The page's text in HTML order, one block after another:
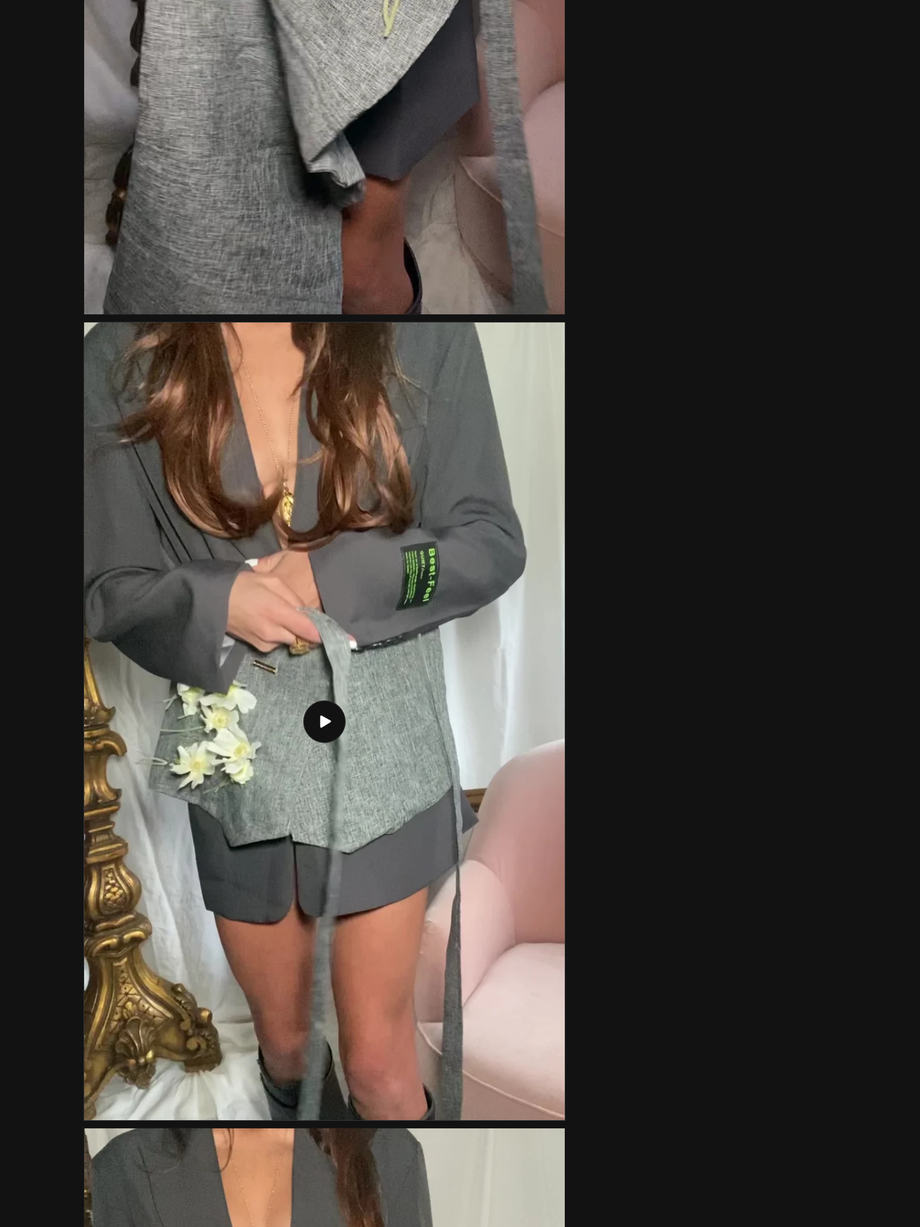
Reproduzir
vídeo